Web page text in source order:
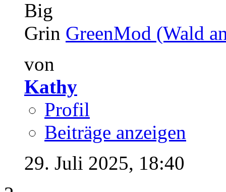
GreenMod (Wald
von
Kathy
Profil
Beiträge anzeigen
29. Juli 2025, 18:40